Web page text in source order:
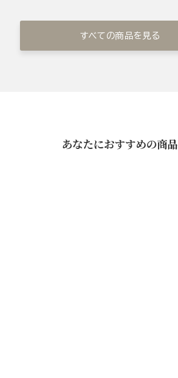
すべての商品を見る
あなたにおすすめの商品